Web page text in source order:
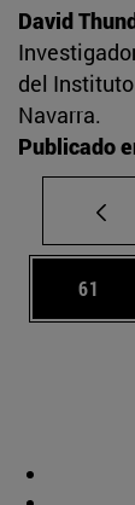
David
del
Navarra.
Publicado
Página
61